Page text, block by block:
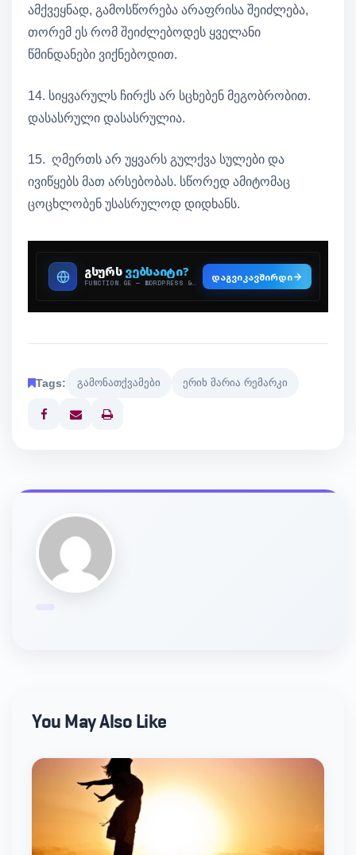
ამქვეყნად, გამოსწორება არაფრისა შეიძლება,
თორემ ეს რომ შეიძლებოდეს ყველანი
წმინდანები ვიქნებოდით.
14. სიყვარულს ჩირქს არ სცხებენ მეგობრობით.
დასასრული დასასრულია.
15. ღმერთს არ უყვარს გულქვა სულები და
ივიწყებს მათ არსებობას. სწორედ ამიტომაც
ცოცხლობენ უსასრულოდ დიდხანს.
Tags: გამონათქვამები ერიხ მარია რემარკი
Print
You May Also Like